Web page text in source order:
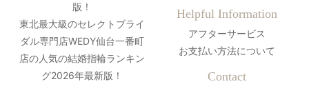
版！
東北最大級のセレクトブライ
ダル専門店WEDY仙台一番町
店の人気の結婚指輪ランキン
グ2026年最新版！
Helpful Information
アフターサービス
お支払い方法について
Contact